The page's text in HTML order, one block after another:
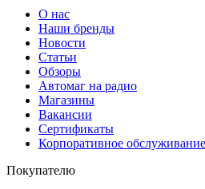
О нас
Наши бренды
Новости
Статьи
Обзоры
Автомаг на радио
Магазины
Вакансии
Сертификаты
Корпоративное обслуживание
Покупателю